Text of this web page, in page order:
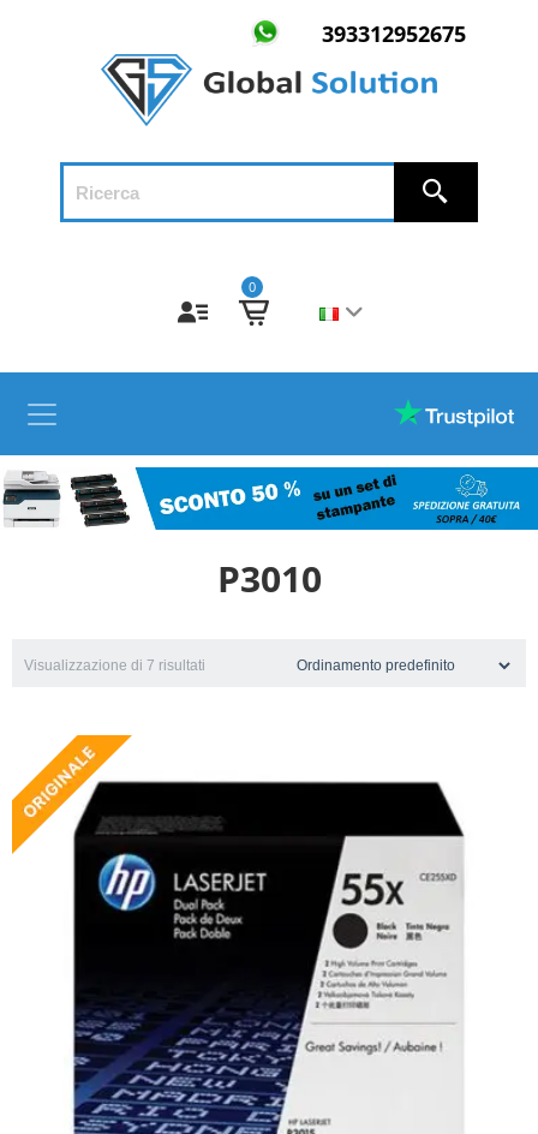
393312952675
0
P3010
Visualizzazione di 7 risultati